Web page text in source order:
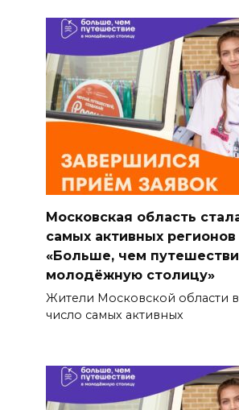
Московская область
самых активных регионов
«Больше, чем
молодёжную столицу»
Жители Московской области
число самых активных